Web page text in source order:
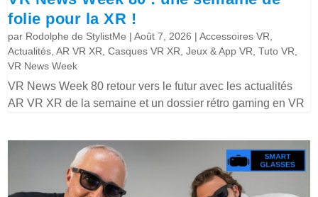
folie pour la XR !
par Rodolphe de StylistMe |Août 7, 2026 |Accessoires VR
Actualités ,AR VR XR ,Casques VR XR ,Jeux & App VR ,Tuto VR
VR News Week
VR News Week 80 retour vers le futur avec les actualités
AR VR XR de la semaine et un dossier rétro gaming en VR